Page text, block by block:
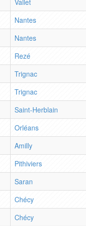
Nantes
Nantes
Rezé
Trignac
Trignac
Saint-Herblain
Orléans
Amilly
Pithiviers
Saran
Chécy
Chécy